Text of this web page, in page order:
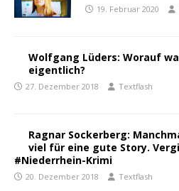
19. Februar 2020
Wolfgang Lüders: Worauf
eigentlich?
27. Dezember 2018 Textflash
Ragnar Sockerberg:
viel für eine gute Story.
#Niederrhein-Krimi
20. Dezember 2018 Textflash